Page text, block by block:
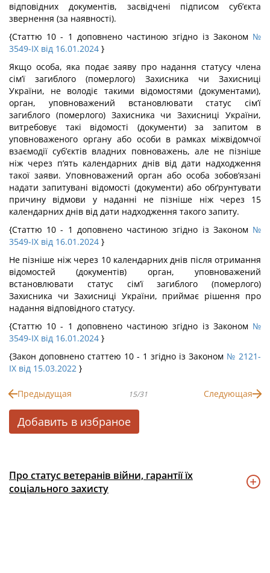
відповідних документів, засвідчені підписом суб’єкта
звернення (за наявності).
{Статтю 10 - 1 доповнено частиною згідно із Законом №
3549-IX від 16.01.2024 }
Якщо особа, яка подає заяву про надання статусу члена
сім’ї загиблого (померлого) Захисника чи Захисниці
України, не володіє такими відомостями (документами),
орган, уповноважений встановлювати статус сім’ї
загиблого (померлого) Захисника чи Захисниці України,
витребовує такі відомості (документи) за запитом в
уповноваженого органу або особи в рамках міжвідомчої
взаємодії суб’єктів владних повноважень, але не пізніше
ніж через п’ять календарних днів від дати надходження
такої заяви. Уповноважений орган або особа зобов’язані
надати запитувані відомості (документи) або обґрунтувати
причину відмови у наданні не пізніше ніж через 15
календарних днів від дати надходження такого запиту.
{Статтю 10 - 1 доповнено частиною згідно із Законом №
3549-IX від 16.01.2024 }
Не пізніше ніж через 10 календарних днів після отримання
відомостей (документів) орган, уповноважений
встановлювати статус сім’ї загиблого (померлого)
Захисника чи Захисниці України, приймає рішення про
надання відповідного статусу.
{Статтю 10 - 1 доповнено частиною згідно із Законом №
3549-IX від 16.01.2024 }
{Закон доповнено статтею 10 - 1 згідно із Законом № 2121-
IX від 15.03.2022 }
Предыдущая 15/31 Следующая
Добавить в избраное
Про статус ветеранів війни, гарантії їх
соціального захисту